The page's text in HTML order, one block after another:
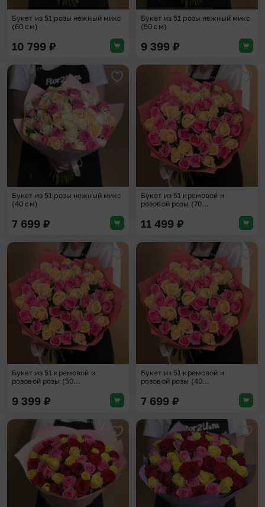
Букет из 51 розы нежный микс
(60 см)
10 799 ₽
Букет из 51 розы нежный микс
(50 см)
9 399 ₽
Добавить в избранное
Букет из 51 розы нежный микс
(40 см)
7 699 ₽
Букет из 51 кремовой и
розовой розы (70...
11 499 ₽
Добавить в избранное
Букет из 51 кремовой и
розовой розы (50...
9 399 ₽
Букет из 51 кремовой и
розовой розы (40...
7 699 ₽
Добавить в избранное